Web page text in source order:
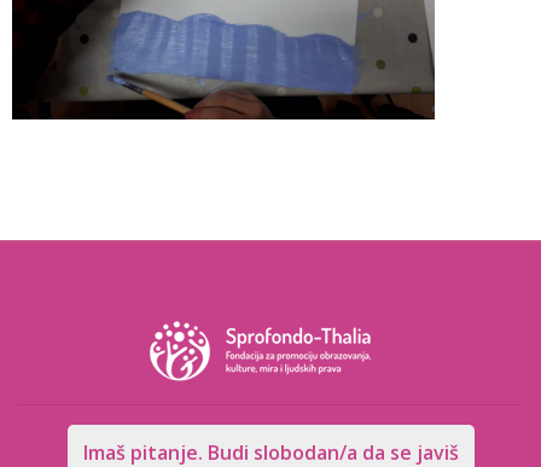
Imaš pitanje. Budi slobodan/a da se javiš